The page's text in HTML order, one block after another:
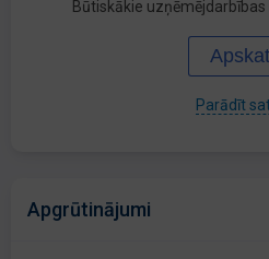
Būtiskākie
Parādīt
Apgrūtinājumi